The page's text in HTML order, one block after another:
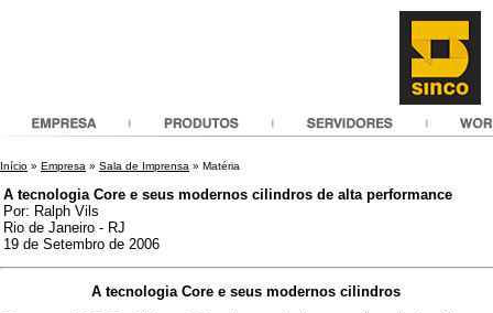
Início » Empresa » Sala de Imprensa » Matéria
A tecnologia Core e seus modernos cilindros de alta performance
Por: Ralph Vils
Rio de Janeiro - RJ
19 de Setembro de 2006
A tecnologia Core e seus modernos cilindros